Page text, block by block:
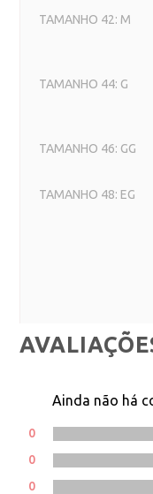
TAMANHO 42: M
TAMANHO 44: G
TAMANHO 46: GG
TAMANHO 48: EG
Ainda não há
0
0
0